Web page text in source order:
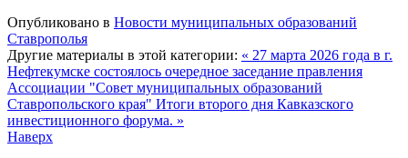
Опубликовано в Новости муниципальных образований
Ставрополья
Другие материалы в этой категории: « 27 марта 2026 года в г.
Нефтекумске состоялось очередное заседание правления
Ассоциации "Совет муниципальных образований
Ставропольского края" Итоги второго дня Кавказского
инвестиционного форума. »
Наверх